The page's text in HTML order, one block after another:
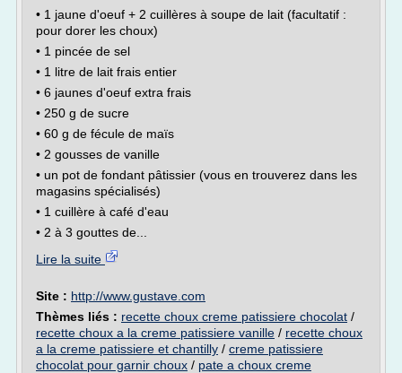
• 1 jaune d'oeuf + 2 cuillères à soupe de lait (facultatif :
pour dorer les choux)
• 1 pincée de sel
• 1 litre de lait frais entier
• 6 jaunes d'oeuf extra frais
• 250 g de sucre
• 60 g de fécule de maïs
• 2 gousses de vanille
• un pot de fondant pâtissier (vous en trouverez dans les
magasins spécialisés)
• 1 cuillère à café d'eau
• 2 à 3 gouttes de...
Lire la suite
Site : http://www.gustave.com
Thèmes liés : recette choux creme patissiere chocolat /
recette choux a la creme patissiere vanille / recette choux
a la creme patissiere et chantilly / creme patissiere
chocolat pour garnir choux / pate a choux creme